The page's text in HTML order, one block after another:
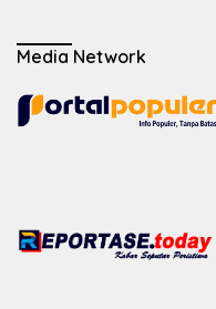
Media Network